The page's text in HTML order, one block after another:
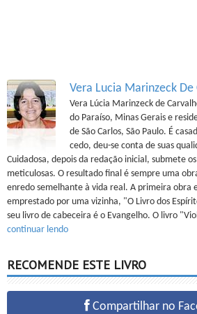
Vera Lucia Marinzeck De
Vera Lúcia Marinzeck de
do Paraíso, Minas Gerais e
de São Carlos, São Paulo. É
cedo, deu-se conta de suas
Cuidadosa, depois da redação inicial, submete
meticulosas. O resultado final é sempre uma
enredo semelhante à vida real. A primeira obra
emprestado por uma vizinha, "O Livro dos
seu livro de cabeceira é o Evangelho. O livro
continuar lendo
RECOMENDE ESTE LIVRO
Compartilhar no